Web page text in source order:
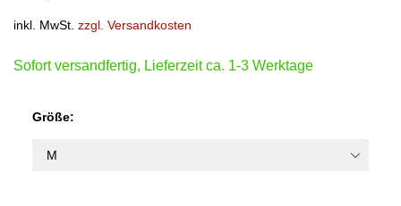
inkl. MwSt. zzgl. Versandkosten
Sofort versandfertig, Lieferzeit ca. 1-3 Werktage
Größe: